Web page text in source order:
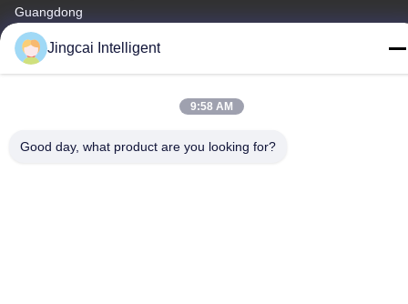
Guangdong
Tel.
18665866730-18665866730
Jingcai Intelligent
9:58 AM
Good day, what product are you looking for?